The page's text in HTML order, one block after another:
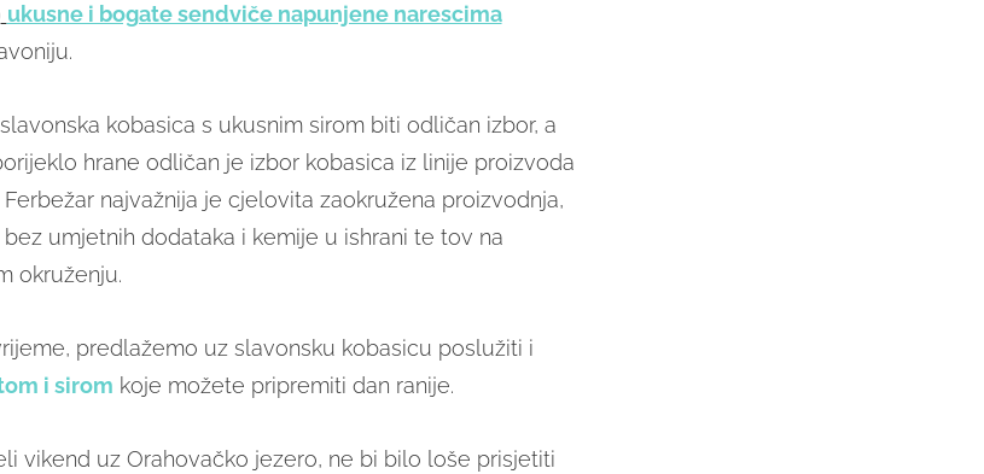
ukusne i bogate sendviče napunjene narescima
kobasica s ukusnim sirom biti odličan izbor, a
hrane odličan je izbor kobasica iz linije proizvoda
Ferbežar najvažnija je cjelovita zaokružena proizvodnja,
umjetnih dodataka i kemije u ishrani te tov na
okruženju.
predlažemo uz slavonsku kobasicu poslužiti i
i sirom koje možete pripremiti dan ranije.
vikend uz Orahovačko jezero, ne bi bilo loše prisjetiti